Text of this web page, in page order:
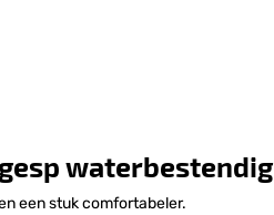
gesp waterbestendig
een stuk comfortabeler.